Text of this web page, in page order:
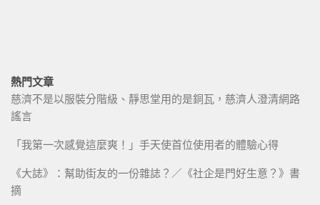
熱門文章
慈濟不是以服裝分階級、靜思堂用的是銅瓦，慈濟人澄清網路
謠言
「我第一次感覺這麼爽！」手天使首位使用者的體驗心得
《大誌》：幫助街友的一份雜誌？／《社企是門好生意？》書
摘